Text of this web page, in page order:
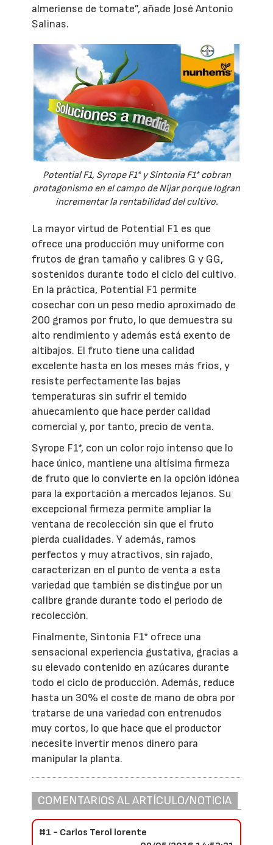
almeriense de tomate”, añade José Antonio
Salinas.
Potential F1, Syrope F1* y Sintonia F1* cobran
protagonismo en el campo de Níjar porque logran
incrementar la rentabilidad del cultivo.
La mayor virtud de Potential F1 es que
ofrece una producción muy uniforme con
frutos de gran tamaño y calibres G y GG,
sostenidos durante todo el ciclo del cultivo.
En la práctica, Potential F1 permite
cosechar con un peso medio aproximado de
200 gramos por fruto, lo que demuestra su
alto rendimiento y además está exento de
altibajos. El fruto tiene una calidad
excelente hasta en los meses más fríos, y
resiste perfectamente las bajas
temperaturas sin sufrir el temido
ahuecamiento que hace perder calidad
comercial y, por tanto, precio de venta.
Syrope F1*, con un color rojo intenso que lo
hace único, mantiene una altísima firmeza
de fruto que lo convierte en la opción idónea
para la exportación a mercados lejanos. Su
excepcional firmeza permite ampliar la
ventana de recolección sin que el fruto
pierda cualidades. Y además, ramos
perfectos y muy atractivos, sin rajado,
caracterizan en el punto de venta a esta
variedad que también se distingue por un
calibre grande durante todo el periodo de
recolección.
Finalmente, Sintonia F1* ofrece una
sensacional experiencia gustativa, gracias a
su elevado contenido en azúcares durante
todo el ciclo de producción. Además, reduce
hasta un 30% el coste de mano de obra por
tratarse de una variedad con entrenudos
muy cortos, lo que hace que el productor
necesite invertir menos dinero para
manipular la planta.
COMENTARIOS AL ARTÍCULO/NOTICIA
#1 - Carlos Terol lorente